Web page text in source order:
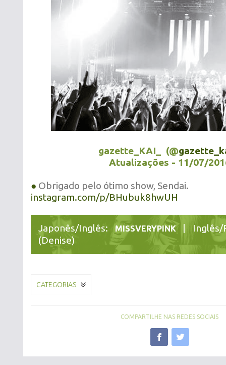
gazette_KAI_ (@
Atualizações - 11/07/
● Obrigado pelo ótimo show, Sendai.
instagram.com/p/BHubuk8hwUH
Japonês/Inglês:MISSVERYPINK| Inglês/
(Denise)
CATEGORIAS
COMPARTILHE NAS REDES SOCIAIS